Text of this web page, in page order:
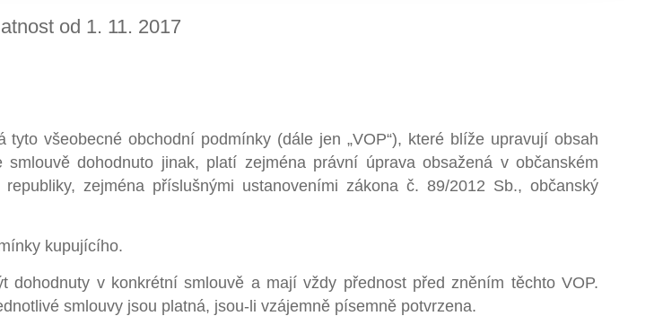
od 1. 11. 2017
všeobecné obchodní podmínky (dále jen „VOP“), které blíže upravují obsah
dohodnuto jinak, platí zejména právní úprava obsažená v občanském
zejména příslušnými ustanoveními zákona č. 89/2012 Sb., občanský
kupujícího.
v konkrétní smlouvě a mají vždy přednost před zněním těchto VOP.
smlouvy jsou platná, jsou-li vzájemně písemně potvrzena.